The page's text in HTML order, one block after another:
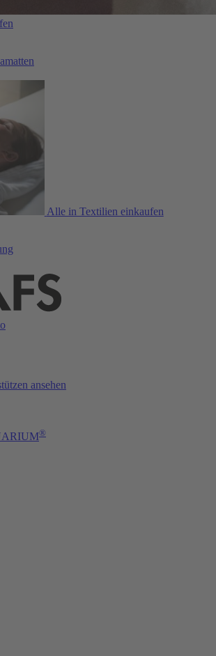
Alle in Textilien einkaufen
ansehen
®